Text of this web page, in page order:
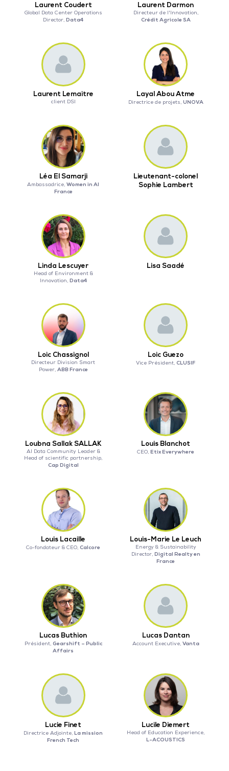
Laurent Coudert
Global Data Center Operations
Director,Data4
Laurent Darmon
Directeur de l'Innovation,
Crédit Agricole SA
Laurent Lemaitre
client DSI
Layal Abou Atme
Directrice de projets, UNOVA
Léa El Samarji
Ambassadrice,Women in AI
France
Lieutenant-colonel
Sophie Lambert
Linda Lescuyer
Head of Environment &
Innovation, Data4
Lisa Saadé
Loic Chassignol
Directeur Division Smart
Power, ABB France
Loic Guezo
Vice Président,CLUSIF
Loubna Sallak SALLAK
AI Data Community Leader &
Head of scientific partnership,
Cap Digital
Louis Blanchot
CEO,Etix Everywhere
Louis Lacaille
Co-fondateur & CEO,Calcore
Louis-Marie Le Leuch
Energy & Sustainability
Director, Digital Realty en
France
Lucas Buthion
Président, Gearshift – Public
Affairs
Lucas Dantan
Account Executive, Vanta
Lucie Finet
Directrice Adjointe,La mission
French Tech
Lucile Diemert
Head of Education Experience,
L-ACOUSTICS